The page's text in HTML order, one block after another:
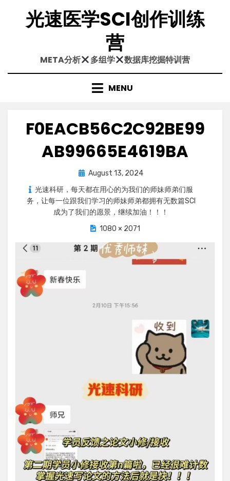
content光速医学SCI创作训练
营
META分析 多组学 数据库挖掘特训营
MENU
F0EACB56C2C92BE99
AB99665E4619BA
Posted
August 13, 2024
光速科研，每天都在用心的为我们的师妹师弟们服
务，让每一位跟我们学习的师妹师弟都拥有无数篇SCI
成为了我们的愿景，继续加油！！！
1080 × 2071